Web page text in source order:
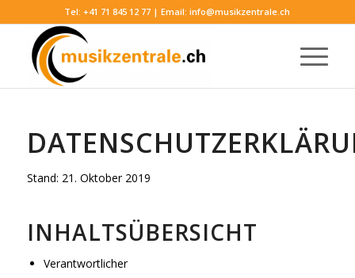
Tel:+41 71 845 12 77 | Email:info@musikzentrale.ch
Stand: 21. Oktober 2019
INHALTSÜBERSICHT
Verantwortlicher